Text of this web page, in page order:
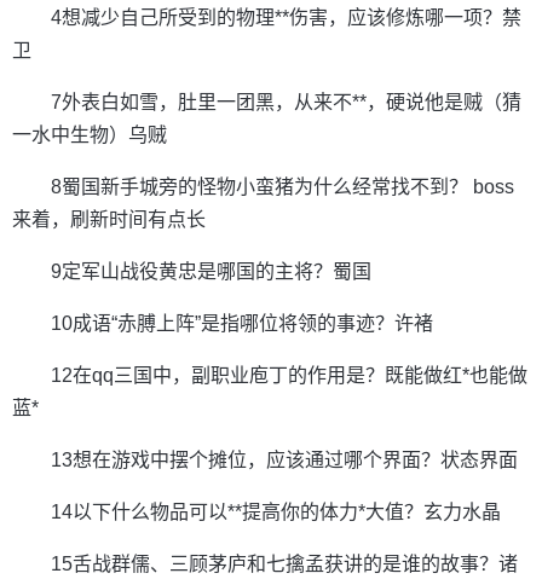
4想减少自己所受到的物理**伤害，应该修炼哪一项？禁
卫
7外表白如雪，肚里一团黑，从来不**，硬说他是贼（猜
一水中生物）乌贼
8蜀国新手城旁的怪物小蛮猪为什么经常找不到？ boss
来着，刷新时间有点长
9定军山战役黄忠是哪国的主将？蜀国
10成语“赤膊上阵”是指哪位将领的事迹？许褚
12在qq三国中，副职业庖丁的作用是？既能做红*也能做
蓝*
13想在游戏中摆个摊位，应该通过哪个界面？状态界面
14以下什么物品可以**提高你的体力*大值？玄力水晶
15舌战群儒、三顾茅庐和七擒孟获讲的是谁的故事？诸